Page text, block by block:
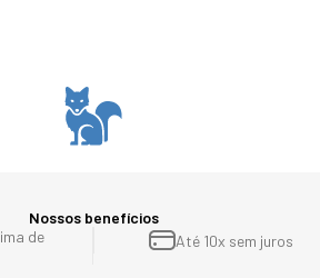
Nossos benefícios
de
Até 10x sem juros